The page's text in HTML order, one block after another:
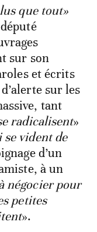
que tout»
sur son
et écrits
sur les
tant
radicalisent»
se vident de
d’un
à un
négocier pour
petites
».